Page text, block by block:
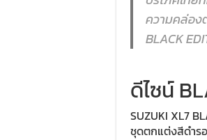
ความคล่อง
BLACK
ดีไซน์
SUZUKI XL7
ชุดตกแต่งสีดำร